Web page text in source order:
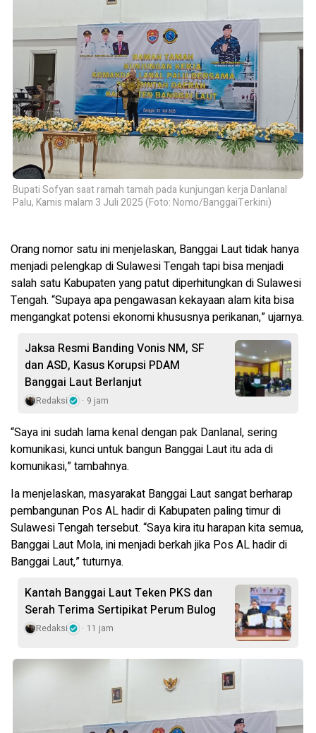
Bupati Sofyan saat ramah tamah pada kunjungan kerja Danlanal
Palu, Kamis malam 3 Juli 2025 (Foto: Nomo/BanggaiTerkini)
Orang nomor satu ini menjelaskan, Banggai Laut tidak hanya
menjadi pelengkap di Sulawesi Tengah tapi bisa menjadi
salah satu Kabupaten yang patut diperhitungkan di Sulawesi
Tengah. “Supaya apa pengawasan kekayaan alam kita bisa
mengangkat potensi ekonomi khususnya perikanan,” ujarnya.
Jaksa Resmi Banding Vonis NM, SF
dan ASD, Kasus Korupsi PDAM
Banggai Laut Berlanjut
Redaksi 9 jam
“Saya ini sudah lama kenal dengan pak Danlanal, sering
komunikasi, kunci untuk bangun Banggai Laut itu ada di
komunikasi,” tambahnya.
Ia menjelaskan, masyarakat Banggai Laut sangat berharap
pembangunan Pos AL hadir di Kabupaten paling timur di
Sulawesi Tengah tersebut. “Saya kira itu harapan kita semua,
Banggai Laut Mola, ini menjadi berkah jika Pos AL hadir di
Banggai Laut,” tuturnya.
Kantah Banggai Laut Teken PKS dan
Serah Terima Sertipikat Perum Bulog
Redaksi 11 jam